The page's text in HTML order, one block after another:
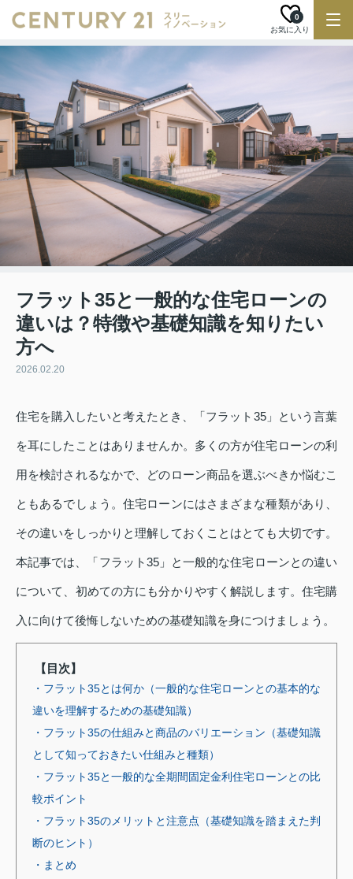
お気に入り
0
フラット35と一般的な住宅ローンの
違いは？特徴や基礎知識を知りたい
方へ
2026.02.20
住宅を購入したいと考えたとき、「フラット35」という言葉
を耳にしたことはありませんか。多くの方が住宅ローンの利
用を検討されるなかで、どのローン商品を選ぶべきか悩むこ
ともあるでしょう。住宅ローンにはさまざまな種類があり、
その違いをしっかりと理解しておくことはとても大切です。
本記事では、「フラット35」と一般的な住宅ローンとの違い
について、初めての方にも分かりやすく解説します。住宅購
入に向けて後悔しないための基礎知識を身につけましょう。
【目次】
・フラット35とは何か（一般的な住宅ローンとの基本的な
違いを理解するための基礎知識）
・フラット35の仕組みと商品のバリエーション（基礎知識
として知っておきたい仕組みと種類）
・フラット35と一般的な全期間固定金利住宅ローンとの比
較ポイント
・フラット35のメリットと注意点（基礎知識を踏まえた判
断のヒント）
・まとめ